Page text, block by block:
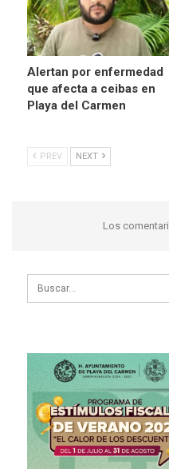
Alertan por enfermedad
que afecta a ceibas en
Playa del Carmen
PREV NEXT
Los